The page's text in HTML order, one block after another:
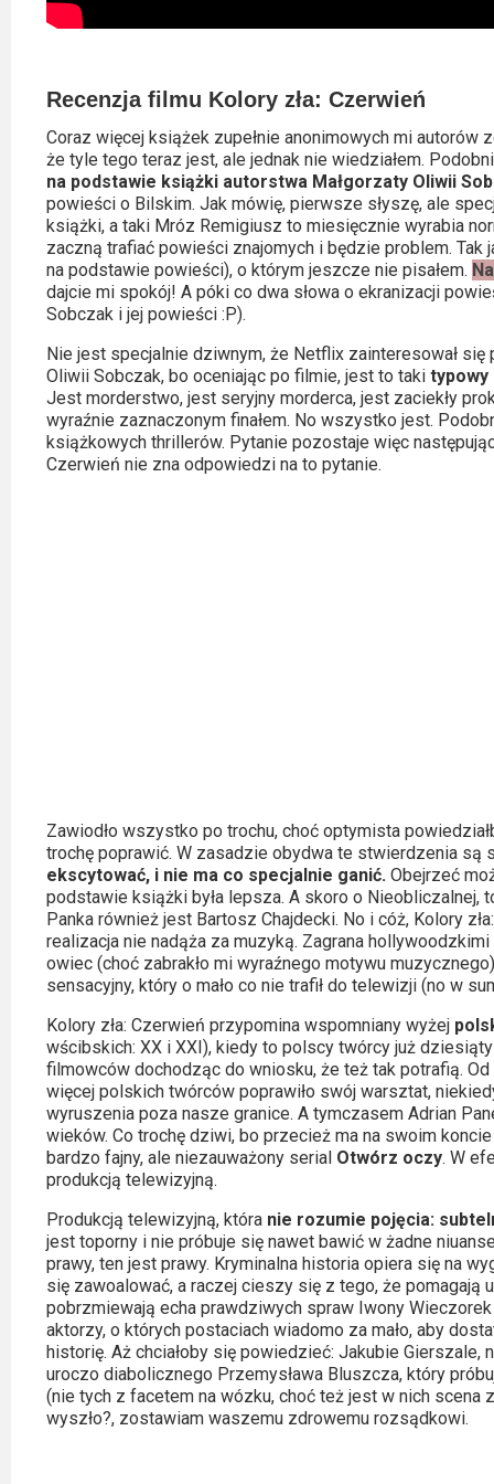
Recenzja filmu Kolory zła: Czerwień
Coraz więcej książek zupełnie anonimowych mi autorów
że tyle tego teraz jest, ale jednak nie wiedziałem.
na podstawie książki autorstwa Małgorzaty Oliwii
powieści o Bilskim. Jak mówię, pierwsze słyszę, ale
książki, a taki Mróz Remigiusz to miesięcznie wyrabia
zaczną trafiać powieści znajomych i będzie problem.
na podstawie powieści), o którym jeszcze nie pisałem.
dajcie mi spokój! A póki co dwa słowa o ekranizacji
Sobczak i jej powieści :P).
Nie jest specjalnie dziwnym, że Netflix zainteresował
Oliwii Sobczak, bo oceniając po filmie, jest to taki typowy
Jest morderstwo, jest seryjny morderca, jest zaciekły
wyraźnie zaznaczonym finałem. No wszystko jest.
książkowych thrillerów. Pytanie pozostaje więc
Czerwień nie zna odpowiedzi na to pytanie.
Zawiodło wszystko po trochu, choć optymista
trochę poprawić. W zasadzie obydwa te stwierdzenia są
ekscytować, i nie ma co specjalnie ganić. Obejrzeć
podstawie książki była lepsza. A skoro o Nieobliczalnej,
Panka również jest Bartosz Chajdecki. No i cóż, Kolory
realizacja nie nadąża za muzyką. Zagrana
owiec (choć zabrakło mi wyraźnego motywu
sensacyjny, który o mało co nie trafił do telewizji (no w
Kolory zła: Czerwień przypomina wspomniany wyżej
wścibskich: XX i XXI), kiedy to polscy twórcy już
filmowców dochodząc do wniosku, że też tak potrafią.
więcej polskich twórców poprawiło swój warsztat,
wyruszenia poza nasze granice. A tymczasem Adrian
wieków. Co trochę dziwi, bo przecież ma na swoim
bardzo fajny, ale niezauważony serial Otwórz oczy. W
produkcją telewizyjną.
Produkcją telewizyjną, która nie rozumie pojęcia:
jest toporny i nie próbuje się nawet bawić w żadne
prawy, ten jest prawy. Kryminalna historia opiera się na
się zawoalować, a raczej cieszy się z tego, że pomagają
pobrzmiewają echa prawdziwych spraw Iwony
aktorzy, o których postaciach wiadomo za mało, aby
historię. Aż chciałoby się powiedzieć: Jakubie
uroczo diabolicznego Przemysława Bluszcza, który
(nie tych z facetem na wózku, choć też jest w nich scena
wyszło?, zostawiam waszemu zdrowemu rozsądkowi.